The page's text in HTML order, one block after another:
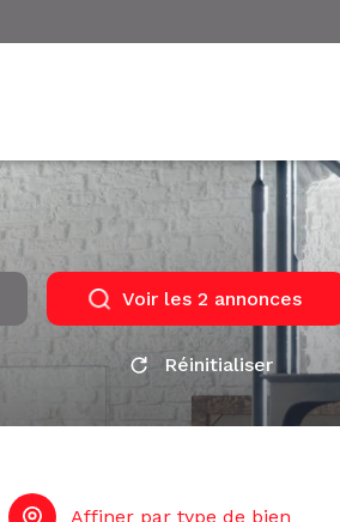
Voir les 2 annonces
Réinitialiser
Affiner par type de bien